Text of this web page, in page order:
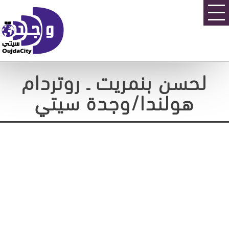
لحسن بنمريت ـ روتردام
هولندا/وجدة سيتي